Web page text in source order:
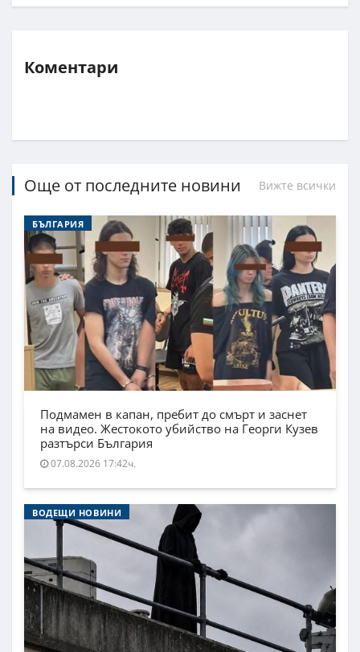
Коментари
Още от последните новини Вижте всички
БЪЛГАРИЯ
Подмамен в капан, пребит до смърт и заснет
на видео. Жестокото убийство на Георги Кузев
разтърси България
07.08.2026 17:42ч.
ВОДЕЩИ НОВИНИ